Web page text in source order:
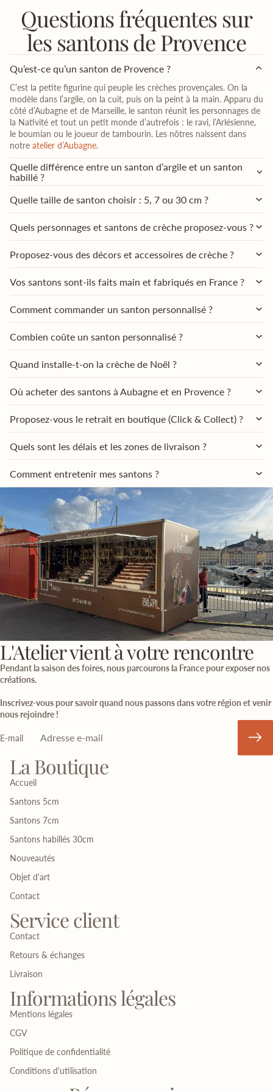
Questions fréquentes sur
les santons de Provence
Qu’est-ce qu’un santon de Provence ?
C’est la petite figurine qui peuple les crèches provençales. On la
modèle dans l’argile, on la cuit, puis on la peint à la main. Apparu du
côté d’Aubagne et de Marseille, le santon réunit les personnages de
la Nativité et tout un petit monde d’autrefois : le ravi, l’Arlésienne,
le boumian ou le joueur de tambourin. Les nôtres naissent dans
notre atelier d’Aubagne.
Quelle différence entre un santon d’argile et un santon
habillé ?
Quelle taille de santon choisir : 5, 7 ou 30 cm ?
Quels personnages et santons de crèche proposez-vous ?
Proposez-vous des décors et accessoires de crèche ?
Vos santons sont-ils faits main et fabriqués en France ?
Comment commander un santon personnalisé ?
Combien coûte un santon personnalisé ?
Quand installe-t-on la crèche de Noël ?
Où acheter des santons à Aubagne et en Provence ?
Proposez-vous le retrait en boutique (Click & Collect) ?
Quels sont les délais et les zones de livraison ?
Comment entretenir mes santons ?
L'Atelier vient à votre rencontre
Pendant la saison des foires, nous parcourons la France pour exposer nos
créations.
Inscrivez-vous pour savoir quand nous passons dans votre région et venir
nous rejoindre !
E-mail
La Boutique
Accueil
Santons 5cm
Santons 7cm
Santons habillés 30cm
Nouveautés
Objet d'art
Contact
Service client
Contact
Retours & échanges
Livraison
Informations légales
Mentions légales
CGV
Politique de confidentialité
Conditions d'utilisation